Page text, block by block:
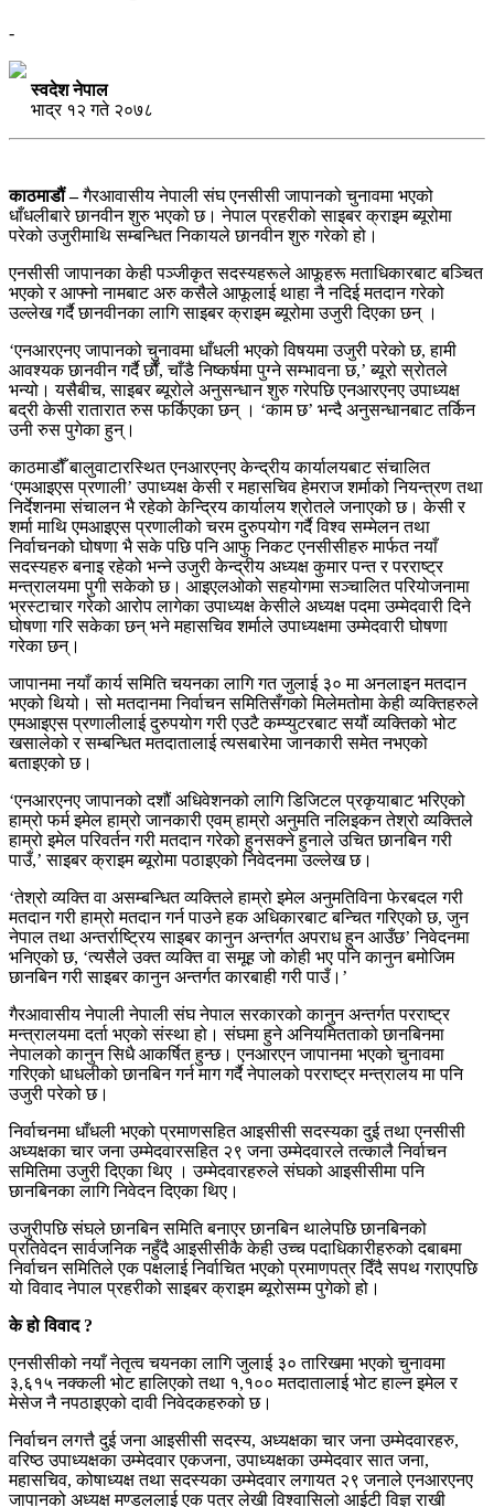
-
स्वदेश नेपाल
भाद्र १२ गते २०७८
काठमाडौं –गैरआवासीय नेपाली संघ एनसीसी जापानको चुनावमा भएको
धाँधलीबारे छानवीन शुरु भएको छ। नेपाल प्रहरीको साइबर क्राइम ब्यूरोमा
परेको उजुरीमाथि सम्बन्धित निकायले छानवीन शुरु गरेको हो।
एनसीसी जापानका केही पञ्जीकृत सदस्यहरूले आफूहरू मताधिकारबाट बञ्चित
भएको र आफ्नो नामबाट अरु कसैले आफूलाई थाहा नै नदिई मतदान गरेको
उल्लेख गर्दै छानवीनका लागि साइबर क्राइम ब्यूरोमा उजुरी दिएका छन् ।
‘एनआरएनए जापानको चुनावमा धाँधली भएको विषयमा उजुरी परेको छ, हामी
आवश्यक छानवीन गर्दै र्छौं, चाँडै निष्कर्षमा पुग्ने सम्भावना छ,’ ब्यूरो स्रोतले
भन्यो। यसैबीच, साइबर ब्यूरोले अनुसन्धान शुरु गरेपछि एनआरएनए उपाध्यक्ष
बद्री केसी रातारात रुस फर्किएका छन् । ‘काम छ’ भन्दै अनुसन्धानबाट तर्किन
उनी रुस पुगेका हुन्।
काठमाडौँ बालुवाटारस्थित एनआरएनए केन्द्रीय कार्यालयबाट संचालित
‘एमआइएस प्रणाली’ उपाध्यक्ष केसी र महासचिव हेमराज शर्माको नियन्त्रण तथा
निर्देशनमा संचालन भै रहेको केन्द्रिय कार्यालय श्रोतले जनाएको छ। केसी र
शर्मा माथि एमआइएस प्रणालीको चरम दुरुपयोग गर्दै विश्व सम्मेलन तथा
निर्वाचनको घोषणा भै सके पछि पनि आफु निकट एनसीसीहरु मार्फत नयाँ
सदस्यहरु बनाइ रहेको भन्ने उजुरी केन्द्रीय अध्यक्ष कुमार पन्त र परराष्ट्र
मन्त्रालयमा पुगी सकेको छ। आइएलओको सहयोगमा सञ्चालित परियोजनामा
भ्रस्टाचार गरेको आरोप लागेका उपाध्यक्ष केसीले अध्यक्ष पदमा उम्मेदवारी दिने
घोषणा गरि सकेका छन् भने महासचिव शर्माले उपाध्यक्षमा उम्मेदवारी घोषणा
गरेका छन्।
जापानमा नयाँ कार्य समिति चयनका लागि गत जुलाई ३० मा अनलाइन मतदान
भएको थियो। सो मतदानमा निर्वाचन समितिसँगको मिलेमतोमा केही व्यक्तिहरुले
एमआइएस प्रणालीलाई दुरुपयोग गरी एउटै कम्प्युटरबाट सयौं व्यक्तिको भोट
खसालेको र सम्बन्धित मतदातालाई त्यसबारेमा जानकारी समेत नभएको
बताइएको छ।
‘एनआरएनए जापानको दशौं अधिवेशनको लागि डिजिटल प्रकृयाबाट भरिएको
हाम्रो फर्म इमेल हाम्रो जानकारी एवम् हाम्रो अनुमति नलिइकन तेश्रो व्यक्तिले
हाम्रो इमेल परिवर्तन गरी मतदान गरेको हुनसक्ने हुनाले उचित छानबिन गरी
पाउँ,’ साइबर क्राइम ब्यूरोमा पठाइएको निवेदनमा उल्लेख छ।
‘तेश्रो व्यक्ति वा असम्बन्धित व्यक्तिले हाम्रो इमेल अनुमतिविना फेरबदल गरी
मतदान गरी हाम्रो मतदान गर्न पाउने हक अधिकारबाट बन्चित गरिएको छ, जुन
नेपाल तथा अन्तर्राष्ट्रिय साइबर कानुन अन्तर्गत अपराध हुन आउँछ’ निवेदनमा
भनिएको छ, ‘त्यसैले उक्त व्यक्ति वा समूह जो कोही भए पनि कानुन बमोजिम
छानबिन गरी साइबर कानुन अन्तर्गत कारबाही गरी पाउँ।’
गैरआवासीय नेपाली नेपाली संघ नेपाल सरकारको कानुन अन्तर्गत परराष्ट्र
मन्त्रालयमा दर्ता भएको संस्था हो। संघमा हुने अनियमितताको छानबिनमा
नेपालको कानुन सिधै आकर्षित हुन्छ। एनआरएन जापानमा भएको चुनावमा
गरिएको धाधलीको छानबिन गर्न माग गर्दै नेपालको परराष्ट्र मन्त्रालय मा पनि
उजुरी परेको छ।
निर्वाचनमा धाँधली भएको प्रमाणसहित आइसीसी सदस्यका दुई तथा एनसीसी
अध्यक्षका चार जना उम्मेदवारसहित २९ जना उम्मेदवारले तत्कालै निर्वाचन
समितिमा उजुरी दिएका थिए । उम्मेदवारहरुले संघको आइसीसीमा पनि
छानबिनका लागि निवेदन दिएका थिए।
उजुरीपछि संघले छानबिन समिति बनाएर छानबिन थालेपछि छानबिनको
प्रतिवेदन सार्वजनिक नहुँदै आइसीसीकै केही उच्च पदाधिकारीहरुको दबाबमा
निर्वाचन समितिले एक पक्षलाई निर्वाचित भएको प्रमाणपत्र दिँदै सपथ गराएपछि
यो विवाद नेपाल प्रहरीको साइबर क्राइम ब्यूरोसम्म पुगेको हो।
के हो विवाद ?
एनसीसीको नयाँ नेतृत्व चयनका लागि जुलाई ३० तारिखमा भएको चुनावमा
३,६१५ नक्कली भोट हालिएको तथा १,१०० मतदातालाई भोट हाल्न इमेल र
मेसेज नै नपठाइएको दावी निवेदकहरुको छ।
निर्वाचन लगत्तै दुई जना आइसीसी सदस्य, अध्यक्षका चार जना उम्मेदवारहरु,
वरिष्ठ उपाध्यक्षका उम्मेदवार एकजना, उपाध्यक्षका उम्मेदवार सात जना,
महासचिव, कोषाध्यक्ष तथा सदस्यका उम्मेदवार लगायत २९ जनाले एनआरएनए
जापानको अध्यक्ष मण्डललाई एक पत्र लेखी विश्वासिलो आईटी विज्ञ राखी